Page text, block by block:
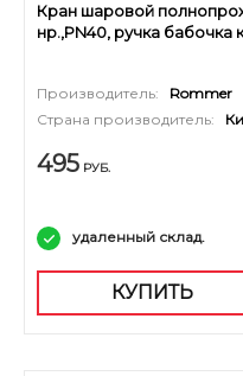
Кран шаровой
нр.,PN40, ручка бабочка
Производитель:
Rommer
Страна производитель:
495 РУБ.
удаленный склад.
КУПИТЬ